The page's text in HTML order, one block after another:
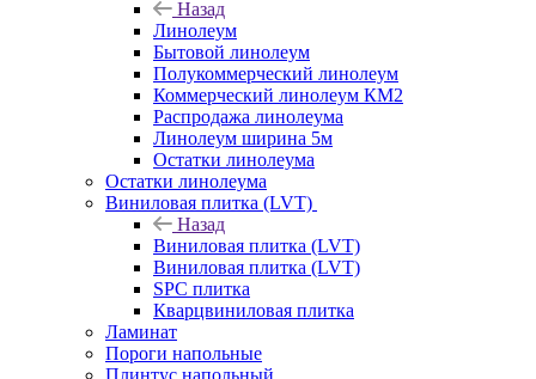
Назад
Линолеум
Бытовой линолеум
Полукоммерческий линолеум
Коммерческий линолеум КМ2
Распродажа линолеума
Линолеум ширина 5м
Остатки линолеума
Остатки линолеума
Виниловая плитка (LVT)
Назад
Виниловая плитка (LVT)
Виниловая плитка (LVT)
SPC плитка
Кварцвиниловая плитка
Ламинат
Пороги напольные
Плинтус напольный